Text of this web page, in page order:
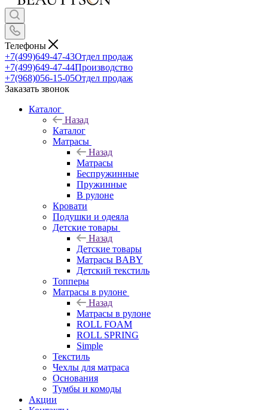
Телефоны
+7(499)649-47-43Отдел продаж
+7(499)649-47-44Производство
+7(968)056-15-05Отдел продаж
Заказать звонок
Каталог
Назад
Каталог
Матрасы
Назад
Матрасы
Беспружинные
Пружинные
В рулоне
Кровати
Подушки и одеяла
Детские товары
Назад
Детские товары
Матрасы BABY
Детский текстиль
Топперы
Матрасы в рулоне
Назад
Матрасы в рулоне
ROLL FOAM
ROLL SPRING
Simple
Текстиль
Чехлы для матраса
Основания
Тумбы и комоды
Акции